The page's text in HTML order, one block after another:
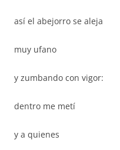
así el abejorro se aleja
muy ufano
y zumbando con vigor:
dentro me metí
y a quienes